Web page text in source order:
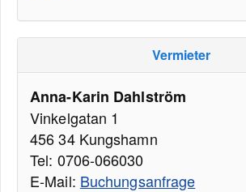
Vermieter
Anna-Karin Dahlström
Vinkelgatan 1
456 34 Kungshamn
Tel: 0706-066030
E-Mail: Buchungsanfrage